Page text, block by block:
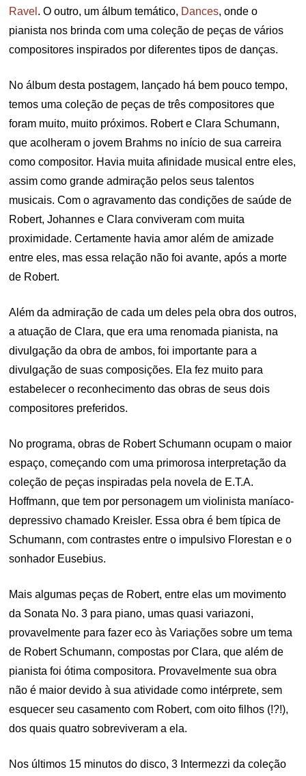
Ravel . O outro, um álbum temático, Dances, onde o
pianista nos brinda com uma coleção de peças de vários
compositores inspirados por diferentes tipos de danças.
No álbum desta postagem, lançado há bem pouco tempo,
temos uma coleção de peças de três compositores que
foram muito, muito próximos. Robert e Clara Schumann,
que acolheram o jovem Brahms no início de sua carreira
como compositor. Havia muita afinidade musical entre eles,
assim como grande admiração pelos seus talentos
musicais. Com o agravamento das condições de saúde de
Robert, Johannes e Clara conviveram com muita
proximidade. Certamente havia amor além de amizade
entre eles, mas essa relação não foi avante, após a morte
de Robert.
Além da admiração de cada um deles pela obra dos outros,
a atuação de Clara, que era uma renomada pianista, na
divulgação da obra de ambos, foi importante para a
divulgação de suas composições. Ela fez muito para
estabelecer o reconhecimento das obras de seus dois
compositores preferidos.
No programa, obras de Robert Schumann ocupam o maior
espaço, começando com uma primorosa interpretação da
coleção de peças inspiradas pela novela de E.T.A.
Hoffmann, que tem por personagem um violinista maníaco-
depressivo chamado Kreisler. Essa obra é bem típica de
Schumann, com contrastes entre o impulsivo Florestan e o
sonhador Eusebius.
Mais algumas peças de Robert, entre elas um movimento
da Sonata No. 3 para piano, umas quasi variazoni,
provavelmente para fazer eco às Variações sobre um tema
de Robert Schumann, compostas por Clara, que além de
pianista foi ótima compositora. Provavelmente sua obra
não é maior devido à sua atividade como intérprete, sem
esquecer seu casamento com Robert, com oito filhos (!?!),
dos quais quatro sobreviveram a ela.
Nos últimos 15 minutos do disco, 3 Intermezzi da coleção